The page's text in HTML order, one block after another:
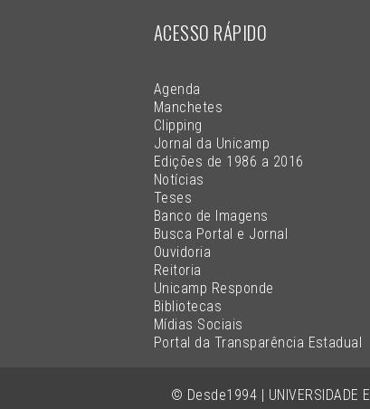
© Desde1994 | UNIVERSIDADE
ACESSO RÁPIDO
Agenda
Manchetes
Clipping
Jornal da Unicamp
Edições de 1986 a 2016
Notícias
Teses
Banco de Imagens
Busca Portal e Jornal
Ouvidoria
Reitoria
Unicamp Responde
Bibliotecas
Mídias Sociais
Portal da Transparência Estadual